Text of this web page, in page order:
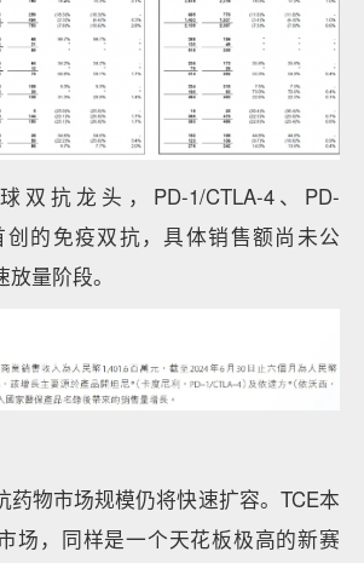
双抗龙头，PD-1/CTLA-4、PD-
创的免疫双抗，具体销售额尚未公
量阶段。
药物市场规模仍将快速扩容。TCE本
场，同样是一个天花板极高的新赛